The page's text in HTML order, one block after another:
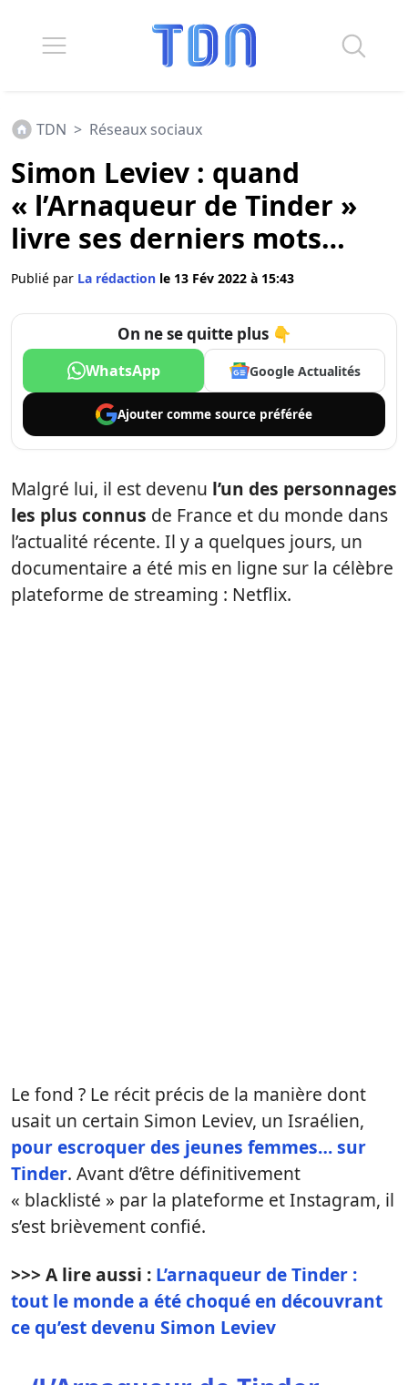
TDN > Réseaux sociaux
Simon Leviev : quand
« l’Arnaqueur de Tinder »
livre ses derniers mots…
Publié par La rédaction le 13 Fév 2022 à 15:43
On ne se quitte plus 👇
WhatsApp Google Actualités
Ajouter comme source préférée
Malgré lui, il est devenu l’un des personnages
les plus connus de France et du monde dans
l’actualité récente. Il y a quelques jours, un
documentaire a été mis en ligne sur la célèbre
plateforme de streaming : Netflix.
Le fond ? Le récit précis de la manière dont
usait un certain Simon Leviev, un Israélien,
pour escroquer des jeunes femmes… sur
Tinder. Avant d’être définitivement
« blacklisté » par la plateforme et Instagram, il
s’est brièvement confié.
>>> A lire aussi : L’arnaqueur de Tinder :
tout le monde a été choqué en découvrant
ce qu’est devenu Simon Leviev